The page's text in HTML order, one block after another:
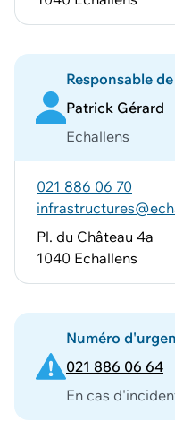
Responsable
Patrick Gérard
Echallens
021 886 06 70
Pl. du Château 4a
1040 Echallens
Numéro
021 886 06 64
En cas